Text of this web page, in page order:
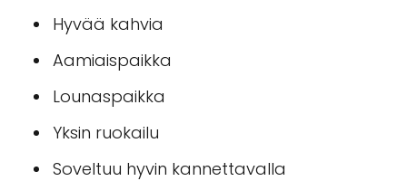
Hyvää kahvia
Aamiaispaikka
Lounaspaikka
Yksin ruokailu
Soveltuu hyvin kannettavalla